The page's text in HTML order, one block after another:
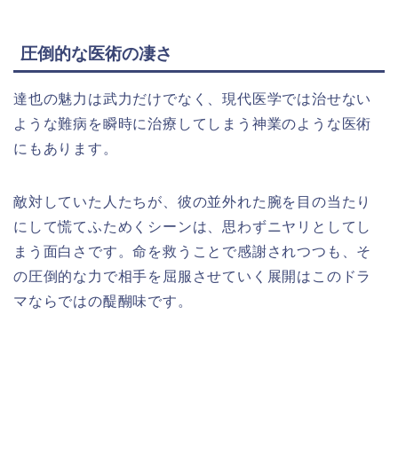
圧倒的な医術の凄さ
達也の魅力は武力だけでなく、現代医学では治せない
ような難病を瞬時に治療してしまう神業のような医術
にもあります。
敵対していた人たちが、彼の並外れた腕を目の当たり
にして慌てふためくシーンは、思わずニヤリとしてし
まう面白さです。命を救うことで感謝されつつも、そ
の圧倒的な力で相手を屈服させていく展開はこのドラ
マならではの醍醐味です。